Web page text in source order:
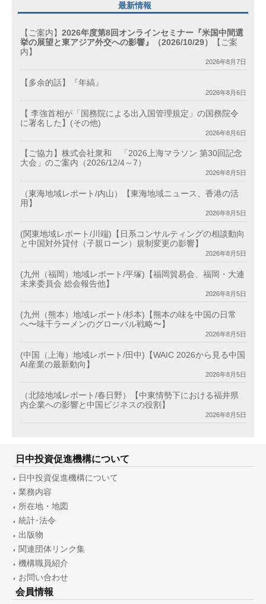
最新情報
【ご案内】 2026年度第8回オンラインセミナー『米国中間選
挙の展望と東アジア外交への影響』（2026/10/29）
【ご案
内】
2026年8月7日
【多余的話】『年縞』
2026年8月6日
【 李強首相が「国務院による出入国管理規定」の国務院令
に署名した】(その他)
2026年8月6日
【ご協力】株式会社衆和 「2026上海マラソン 第30回記念
大会」のご案内（2026/12/4～7）
2026年8月5日
（東海地域レポート/内山）【東海地域ニュース、香港の活
用】
2026年8月5日
(関東地域レポート/川端)【日系コンサルティングの相談動向
と中国対外貸付（子親ローン）規制変更の影響】
2026年8月5日
(九州（福岡）地域レポート/平塚)【福岡貿易会、福岡・大連
未来委員会 総会報告他】
2026年8月5日
(九州（熊本）地域レポート/杉本)【熊本の味を中国の日常
へ〜味千ラーメンのグローバル戦略〜】
2026年8月5日
(中国（上海）地域レポート/田中)【WAIC 2026から見る中国
AI産業の最新動向】
2026年8月5日
（北陸地域レポート/春日野）【中東情勢下における福井県
内企業への影響と中国ビジネスの役割】
2026年8月5日
日中投資促進機構について
日中投資促進機構について
業務内容
所在地・地図
統計･法令
出版物
関連団体リンク集
機構職員紹介
お問い合わせ
会員情報